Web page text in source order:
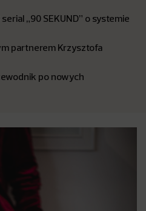
„90 SEKUND” o systemie
partnerem Krzysztofa
po nowych